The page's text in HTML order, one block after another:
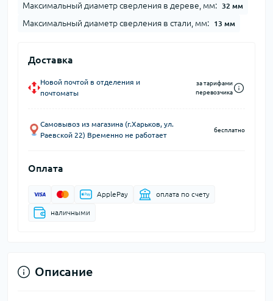
Максимальный диаметр сверления в дереве, мм: 32 мм
Максимальный диаметр сверления в стали, мм: 13 мм
Доставка
Новой почтой в отделения и
почтоматы
за тарифами
перевозчика
Самовывоз из магазина (г.Харьков, ул.
Раевской 22) Временно не работает
бесплатно
Оплата
ApplePay оплата по счету
наличными
Описание